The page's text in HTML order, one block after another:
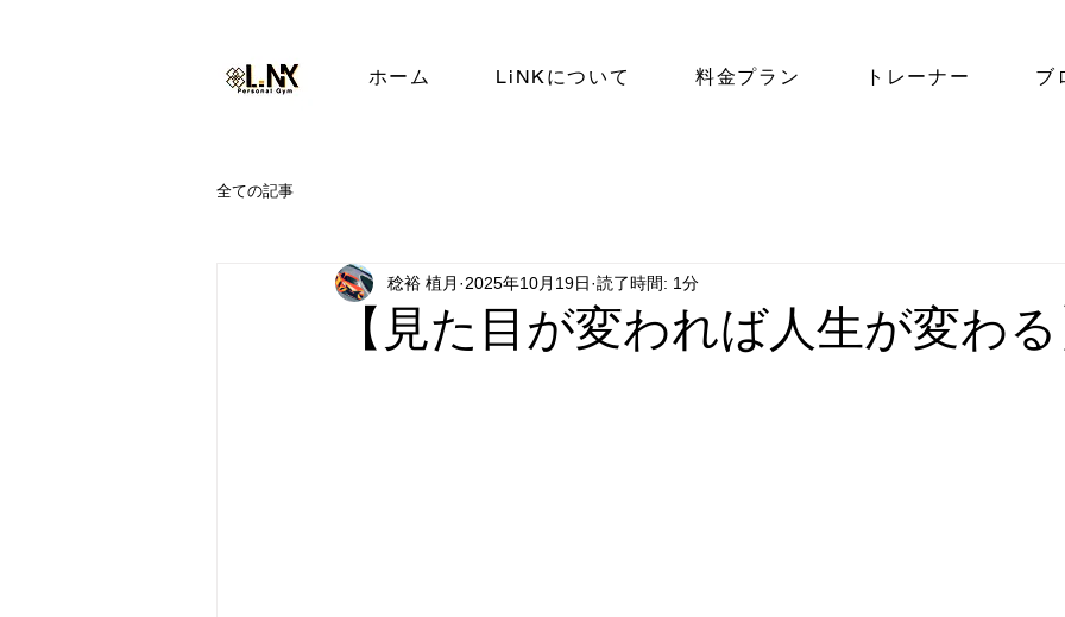
ホーム LiNKについて 料金プラン トレーナー ブ
全ての記事
【見た目が変われば人生が変わ
稔裕 植月 2025年10月19日 読了時間: 1分